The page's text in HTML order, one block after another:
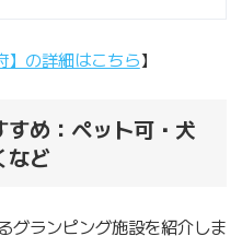
の詳細はこちら】
め：ペット可・犬
など
グランピング施設を紹介しま